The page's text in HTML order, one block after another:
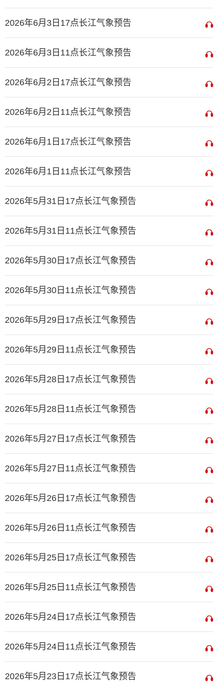
2026年6月3日17点长江气象预告
2026年6月3日11点长江气象预告
2026年6月2日17点长江气象预告
2026年6月2日11点长江气象预告
2026年6月1日17点长江气象预告
2026年6月1日11点长江气象预告
2026年5月31日17点长江气象预告
2026年5月31日11点长江气象预告
2026年5月30日17点长江气象预告
2026年5月30日11点长江气象预告
2026年5月29日17点长江气象预告
2026年5月29日11点长江气象预告
2026年5月28日17点长江气象预告
2026年5月28日11点长江气象预告
2026年5月27日17点长江气象预告
2026年5月27日11点长江气象预告
2026年5月26日17点长江气象预告
2026年5月26日11点长江气象预告
2026年5月25日17点长江气象预告
2026年5月25日11点长江气象预告
2026年5月24日17点长江气象预告
2026年5月24日11点长江气象预告
2026年5月23日17点长江气象预告